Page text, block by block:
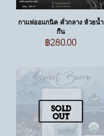
กาแฟออแกนิค คั่วกลาง ห้วยน้ำ
กืน
฿280.00
Sold
out